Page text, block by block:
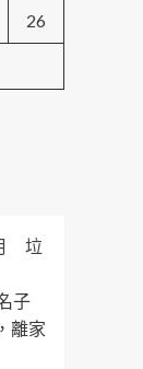
26
垃
子
離家